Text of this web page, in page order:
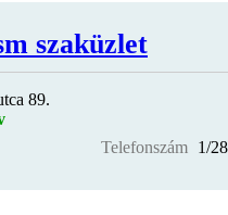
szaküzlet
89.
Telefonszám 1/